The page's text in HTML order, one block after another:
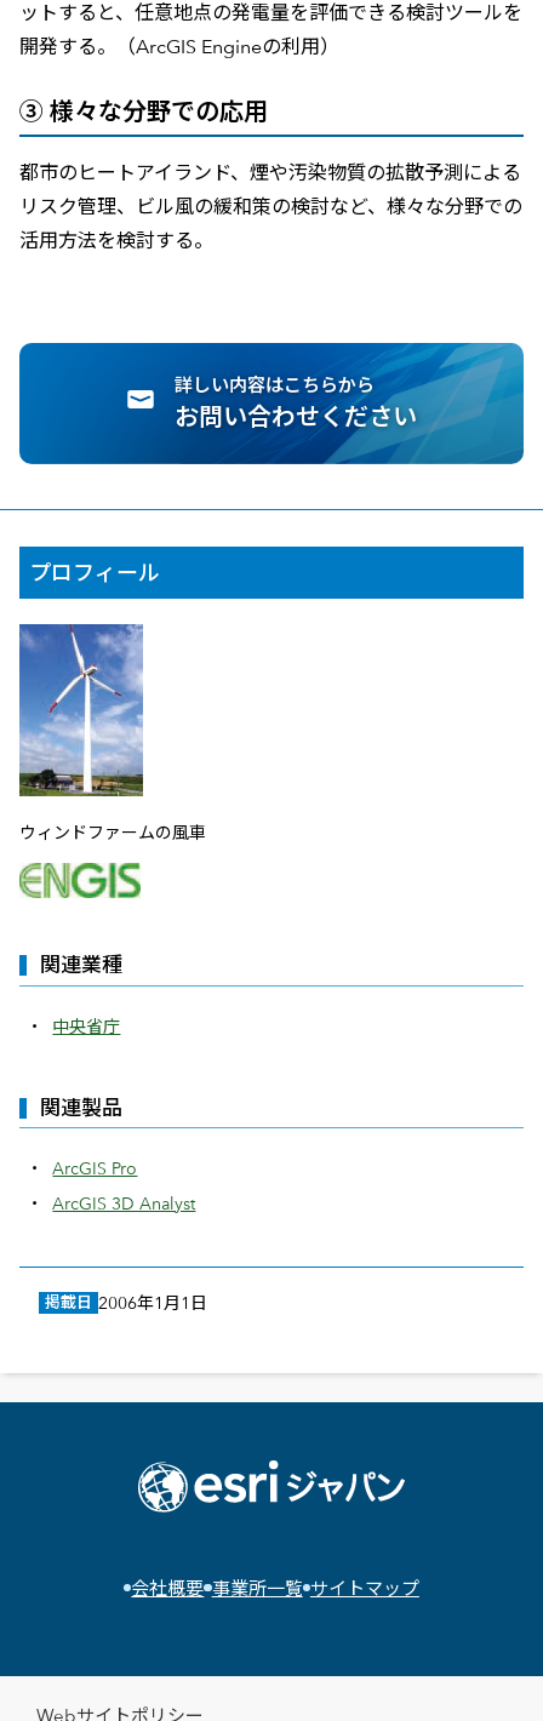
ットすると、任意地点の発電量を評価できる検討ツールを
開発する。（ArcGIS Engineの利用）
③ 様々な分野での応用
都市のヒートアイランド、煙や汚染物質の拡散予測による
リスク管理、ビル風の緩和策の検討など、様々な分野での
活用方法を検討する。
詳しい内容はこちらから
お問い合わせください
プロフィール
ウィンドファームの風車
掲載日 2006年1月1日
関連業種
中央省庁
関連製品
ArcGIS Pro
ArcGIS 3D Analyst
会社概要 事業所一覧 サイトマップ
Webサイトポリシー